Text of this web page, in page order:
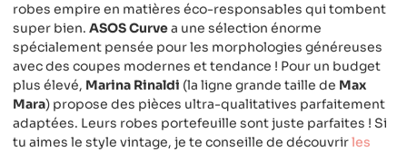
robes empire en matières éco-responsables qui tombent
super bien. ASOS Curvea une sélection énorme
spécialement pensée pour les morphologies généreuses
avec des coupes modernes et tendance ! Pour un budget
plus élevé, Marina Rinaldi (la ligne grande taille de Max
Mara) propose des pièces ultra-qualitatives parfaitement
adaptées. Leurs robes portefeuille sont juste parfaites ! Si
tu aimes le style vintage, je te conseille de découvrirles